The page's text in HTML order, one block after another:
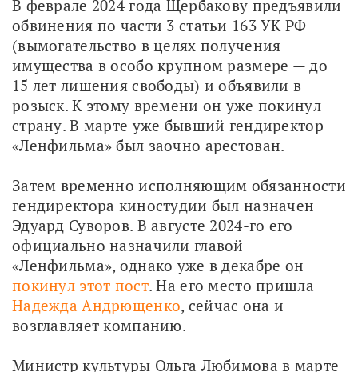
В феврале 2024 года Щербакову предъявили
обвинения по части 3 статьи 163 УК РФ
(вымогательство в целях получения
имущества в особо крупном размере — до
15 лет лишения свободы) и объявили в
розыск. К этому времени он уже покинул
страну. В марте уже бывший гендиректор
«Ленфильма» был заочно арестован.
Затем временно исполняющим обязанности
гендиректора киностудии был назначен
Эдуард Суворов. В августе 2024-го его
официально назначили главой
покинул этот пост
Надежда Андрющенко, сейчас она и
возглавляет компанию.
Министр культуры Ольга Любимова в марте